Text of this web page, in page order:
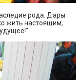
рода. Дары
жить настоящим,